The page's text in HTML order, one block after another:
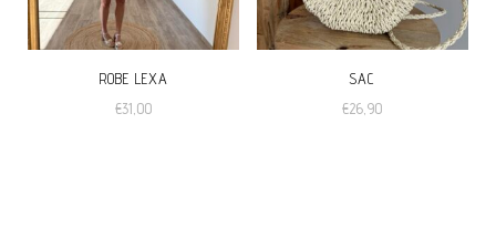
ROBE LEXA
€31,00
SAC
€26,90